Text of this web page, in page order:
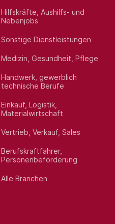
Hilfskräfte, Aushilfs- und
Nebenjobs
Sonstige Dienstleistungen
Medizin, Gesundheit, Pflege
Handwerk, gewerblich
technische Berufe
Einkauf, Logistik,
Materialwirtschaft
Vertrieb, Verkauf, Sales
Berufskraftfahrer,
Personenbeförderung
Alle Branchen